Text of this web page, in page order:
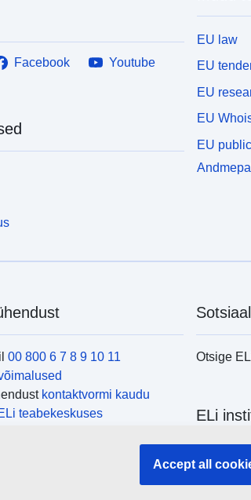
Facebook
Youtube
EU law
EU
EU
EU
EU
00 800 6 7 8 9 10 11
kontaktvormi kaudu
teabekeskuses
Otsige
ELi
Otsige
Accept all